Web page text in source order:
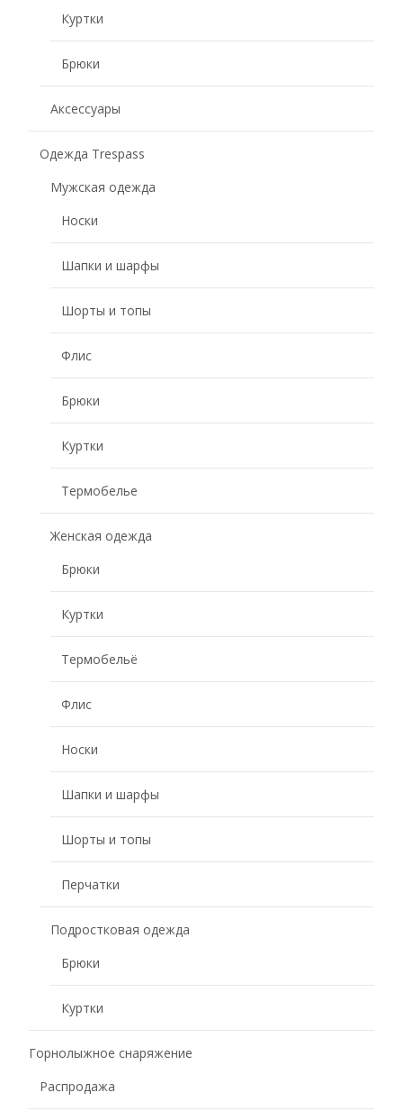
Куртки
Брюки
Аксессуары
Одежда Trespass
Мужская одежда
Носки
Шапки и шарфы
Шорты и топы
Флис
Брюки
Куртки
Термобелье
Женская одежда
Брюки
Куртки
Термобельё
Флис
Носки
Шапки и шарфы
Шорты и топы
Перчатки
Подростковая одежда
Брюки
Куртки
Горнолыжное снаряжение
Распродажа